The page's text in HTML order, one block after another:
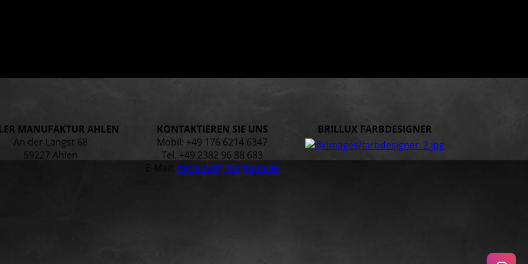
MANUFAKTUR AHLEN
An der Langst 68
59227 Ahlen
KONTAKTIEREN SIE UNS
Mobil: +49 176 6214 6347
Tel. +49 2382 96 88 683
E-Mail: mma-waf@magenta.de
BRILLUX FARBDESIGNER